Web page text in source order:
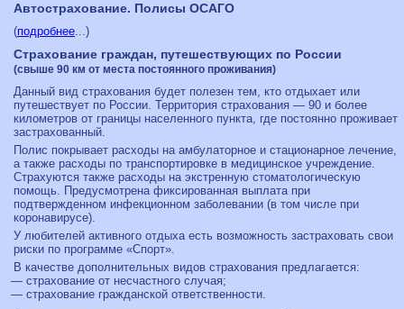
Автострахование. Полисы ОСАГО
(подробнее...)
Страхование граждан, путешествующих по России
(свыше 90 км от места постоянного проживания)
Данный вид страхования будет полезен тем, кто отдыхает или
путешествует по России. Территория страхования — 90 и более
километров от границы населенного пункта, где постоянно проживает
застрахованный.
Полис покрывает расходы на амбулаторное и стационарное лечение,
а также расходы по транспортировке в медицинское учреждение.
Страхуются также расходы на экстренную стоматологическую
помощь. Предусмотрена фиксированная выплата при
подтвержденном инфекционном заболевании (в том числе при
коронавирусе).
У любителей активного отдыха есть возможность застраховать свои
риски по программе «Спорт».
В качестве дополнительных видов страхования предлагается:
— страхование от несчастного случая;
— страхование гражданской ответственности.